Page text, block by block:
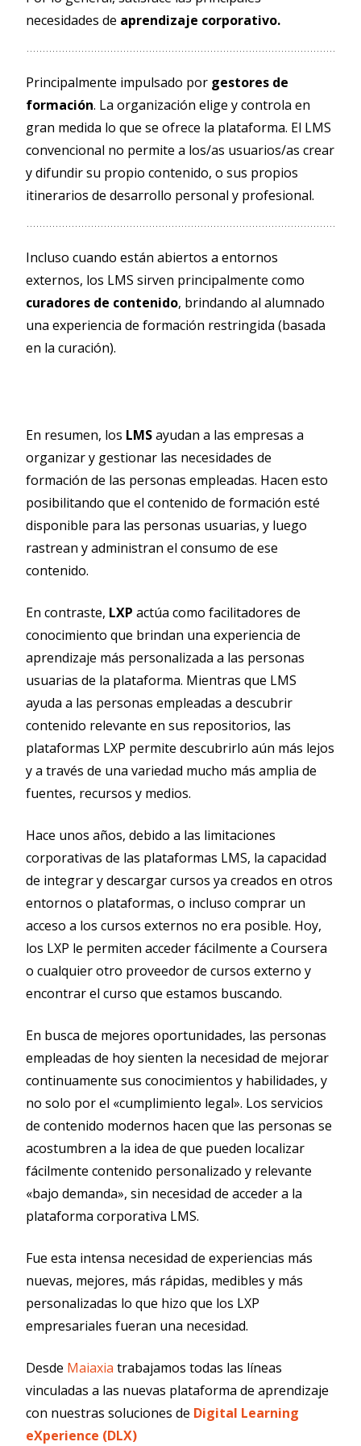
necesidades de aprendizaje corporativo.
Principalmente impulsado por gestores de
formación. La organización elige y controla en
gran medida lo que se ofrece la plataforma. El LMS
convencional no permite a los/as usuarios/as crear
y difundir su propio contenido, o sus propios
itinerarios de desarrollo personal y profesional.
Incluso cuando están abiertos a entornos
externos, los LMS sirven principalmente como
curadores de contenido, brindando al alumnado
una experiencia de formación restringida (basada
en la curación).
En resumen, los LMSayudan a las empresas a
organizar y gestionar las necesidades de
formación de las personas empleadas. Hacen esto
posibilitando que el contenido de formación esté
disponible para las personas usuarias, y luego
rastrean y administran el consumo de ese
contenido.
En contraste, LXP actúa como facilitadores de
conocimiento que brindan una experiencia de
aprendizaje más personalizada a las personas
usuarias de la plataforma. Mientras que LMS
ayuda a las personas empleadas a descubrir
contenido relevante en sus repositorios, las
plataformas LXP permite descubrirlo aún más lejos
y a través de una variedad mucho más amplia de
fuentes, recursos y medios.
Hace unos años, debido a las limitaciones
corporativas de las plataformas LMS, la capacidad
de integrar y descargar cursos ya creados en otros
entornos o plataformas, o incluso comprar un
acceso a los cursos externos no era posible. Hoy,
los LXP le permiten acceder fácilmente a Coursera
o cualquier otro proveedor de cursos externo y
encontrar el curso que estamos buscando.
En busca de mejores oportunidades, las personas
empleadas de hoy sienten la necesidad de mejorar
continuamente sus conocimientos y habilidades, y
no solo por el «cumplimiento legal». Los servicios
de contenido modernos hacen que las personas se
acostumbren a la idea de que pueden localizar
fácilmente contenido personalizado y relevante
«bajo demanda», sin necesidad de acceder a la
plataforma corporativa LMS.
Fue esta intensa necesidad de experiencias más
nuevas, mejores, más rápidas, medibles y más
personalizadas lo que hizo que los LXP
empresariales fueran una necesidad.
Desde Maiaxia trabajamos todas las líneas
vinculadas a las nuevas plataforma de aprendizaje
con nuestras soluciones de Digital Learning
eXperience (DLX)